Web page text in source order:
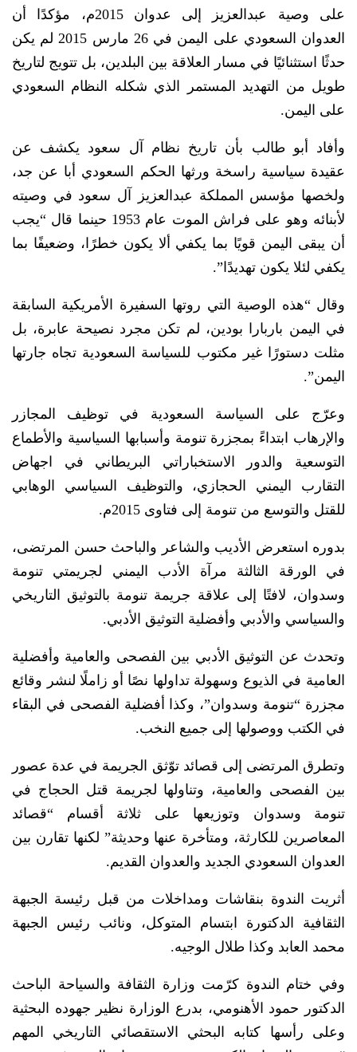
على وصية عبدالعزيز إلى عدوان 2015م، مؤكدًا أن
العدوان السعودي على اليمن في 26 مارس 2015 لم يكن
حدثًا استثنائيًا في مسار العلاقة بين البلدين، بل تتويج لتاريخ
طويل من التهديد المستمر الذي شكله النظام السعودي
على اليمن.
وأفاد أبو طالب بأن تاريخ نظام آل سعود يكشف عن
عقيدة سياسية راسخة ورثها الحكم السعودي أبا عن جد،
ولخصها مؤسس المملكة عبدالعزيز آل سعود في وصيته
لأبنائه وهو على فراش الموت عام 1953 حينما قال “يجب
أن يبقى اليمن قويًا بما يكفي ألا يكون خطرًا، وضعيفًا بما
يكفي لئلا يكون تهديدًا”.
وقال “هذه الوصية التي روتها السفيرة الأمريكية السابقة
في اليمن باربارا بودين، لم تكن مجرد نصيحة عابرة، بل
مثلت دستورًا غير مكتوب للسياسة السعودية تجاه جارتها
اليمن”.
وعرّج على السياسة السعودية في توظيف المجازر
والإرهاب ابتداءً بمجزرة تنومة وأسبابها السياسية والأطماع
التوسعية والدور الاستخباراتي البريطاني في اجهاض
التقارب اليمني الحجازي، والتوظيف السياسي الوهابي
للقتل والتوسع من تنومة إلى فتاوى 2015م.
بدوره استعرض الأديب والشاعر والباحث حسن المرتضى،
في الورقة الثالثة مرآة الأدب اليمني لجريمتي تنومة
وسدوان، لافتًا إلى علاقة جريمة تنومة بالتوثيق التاريخي
والسياسي والأدبي وأفضلية التوثيق الأدبي.
وتحدث عن التوثيق الأدبي بين الفصحى والعامية وأفضلية
العامية في الذيوع وسهولة تداولها نصًا أو زاملًا لنشر وقائع
مجزرة “تنومة وسدوان”، وكذا أفضلية الفصحى في البقاء
في الكتب ووصولها إلى جميع النخب.
وتطرق المرتضى إلى قصائد توّثق الجريمة في عدة عصور
بين الفصحى والعامية، وتناولها لجريمة قتل الحجاج في
تنومة وسدوان وتوزيعها على ثلاثة أقسام “قصائد
المعاصرين للكارثة، ومتأخرة عنها وحديثة” لكنها تقارن بين
العدوان السعودي الجديد والعدوان القديم.
أثريت الندوة بنقاشات ومداخلات من قبل رئيسة الجبهة
الثقافية الدكتورة ابتسام المتوكل، ونائب رئيس الجبهة
محمد العابد وكذا طلال الوجيه.
وفي ختام الندوة كرّمت وزارة الثقافة والسياحة الباحث
الدكتور حمود الأهنومي، بدرع الوزارة نظير جهوده البحثية
وعلى رأسها كتابه البحثي الاستقصائي التاريخي المهم